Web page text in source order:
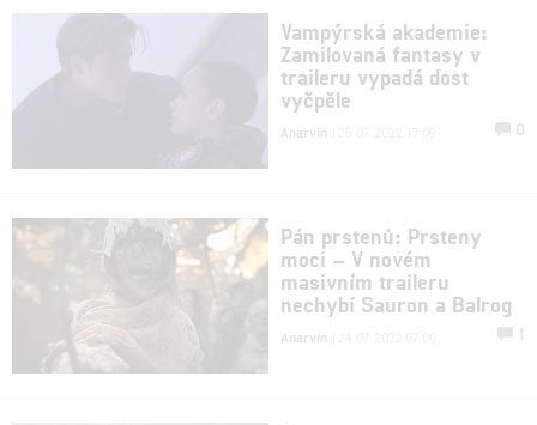
Vampýrská akademie:
Zamilovaná fantasy v
traileru vypadá dost
vyčpěle
Anarvin 0
Pán prstenů: Prsteny
moci – V novém
masivním traileru
nechybí Sauron a Balrog
Anarvin 1